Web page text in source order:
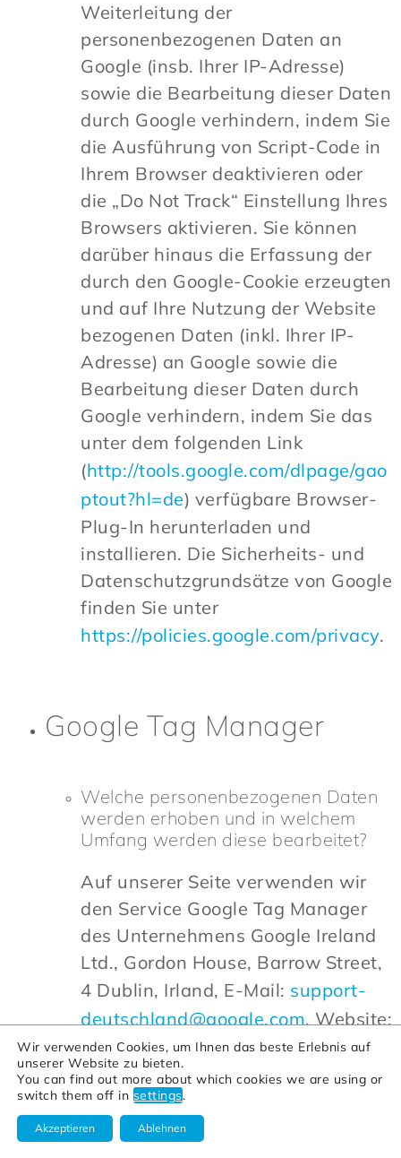
Weiterleitung der
personenbezogenen Daten an
Google (insb. Ihrer IP-Adresse)
sowie die Bearbeitung dieser Daten
durch Google verhindern, indem Sie
die Ausführung von Script-Code in
Ihrem Browser deaktivieren oder
die „Do Not Track“ Einstellung Ihres
Browsers aktivieren. Sie können
darüber hinaus die Erfassung der
durch den Google-Cookie erzeugten
und auf Ihre Nutzung der Website
bezogenen Daten (inkl. Ihrer IP-
Adresse) an Google sowie die
Bearbeitung dieser Daten durch
Google verhindern, indem Sie das
unter dem folgenden Link
(http://tools.google.com/dlpage/gao
ptout?hl=de) verfügbare Browser-
Plug-In herunterladen und
installieren. Die Sicherheits- und
Datenschutzgrundsätze von Google
finden Sie unter
https://policies.google.com/privacy.
Google Tag Manager
Welche personenbezogenen Daten
werden erhoben und in welchem
Umfang werden diese bearbeitet?
Auf unserer Seite verwenden wir
den Service Google Tag Manager
des Unternehmens Google Ireland
Ltd., Gordon House, Barrow Street,
4 Dublin, Irland, E-Mail: support-
deutschland@google.com, Website:
https://www.google.com/
(nachfolgend: Google Tag
Manager). Google Tag Manager
bietet eine technische Plattform um
Wir verwenden Cookies, um Ihnen das beste Erlebnis auf
unserer Website zu bieten.
You can find out more about which cookies we are using or
switch them off in settings.
Akzeptieren Ablehnen